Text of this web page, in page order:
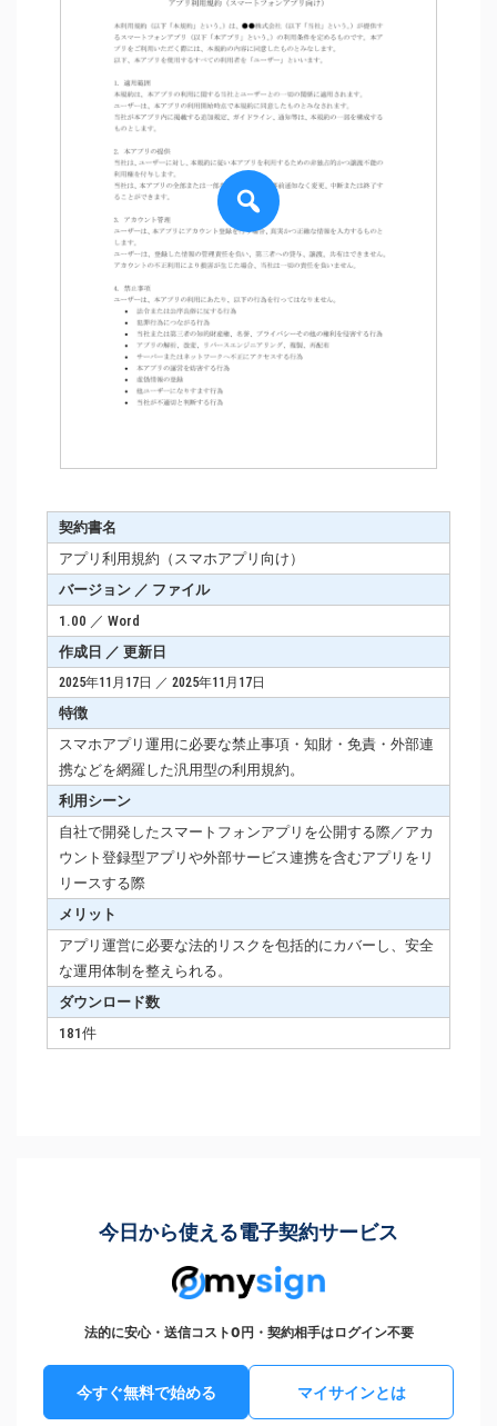
契約書名
アプリ利用規約（スマホアプリ向け）
バージョン ／ ファイル
1.00 ／ Word
作成日 ／ 更新日
2025年11月17日 ／ 2025年11月17日
特徴
スマホアプリ運用に必要な禁止事項・知財・免責・外部連
携などを網羅した汎用型の利用規約。
利用シーン
自社で開発したスマートフォンアプリを公開する際／アカ
ウント登録型アプリや外部サービス連携を含むアプリをリ
リースする際
メリット
アプリ運営に必要な法的リスクを包括的にカバーし、安全
な運用体制を整えられる。
ダウンロード数
181件
今日から使える電子契約サービス
法的に安心・送信コスト0円・契約相手はログイン不要
今すぐ無料で始める マイサインとは